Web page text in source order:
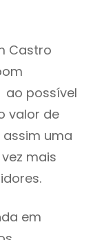
Castro
possível
valor de
uma
mais
em